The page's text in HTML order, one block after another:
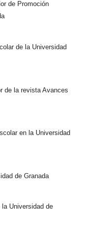
de Promoción
de la Universidad
de la revista Avances
en la Universidad
de Granada
Universidad de